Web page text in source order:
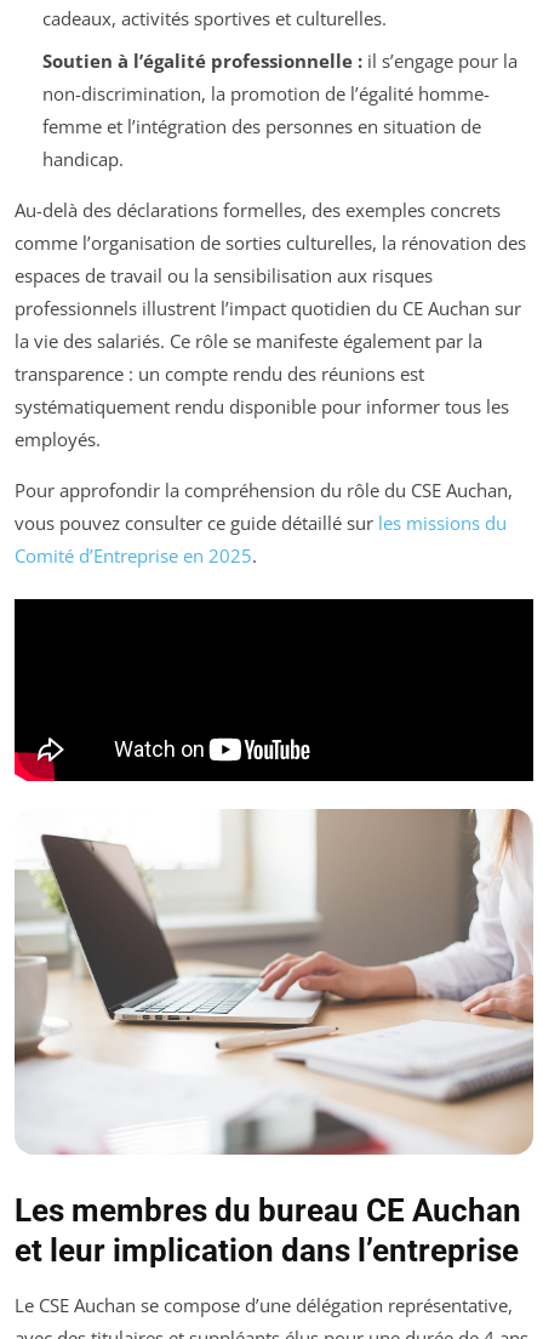
cadeaux, activités sportives et culturelles.
Soutien à l’égalité professionnelle :il s’engage pour la
non-discrimination, la promotion de l’égalité homme-
femme et l’intégration des personnes en situation de
handicap.
Au-delà des déclarations formelles, des exemples concrets
comme l’organisation de sorties culturelles, la rénovation des
espaces de travail ou la sensibilisation aux risques
professionnels illustrent l’impact quotidien du CE Auchan sur
la vie des salariés. Ce rôle se manifeste également par la
transparence : un compte rendu des réunions est
systématiquement rendu disponible pour informer tous les
employés.
Pour approfondir la compréhension du rôle du CSE Auchan,
vous pouvez consulter ce guide détaillé sur les missions du
Comité d’Entreprise en 2025.
Les membres du bureau CE Auchan
et leur implication dans l’entreprise
Le CSE Auchan se compose d’une délégation représentative,